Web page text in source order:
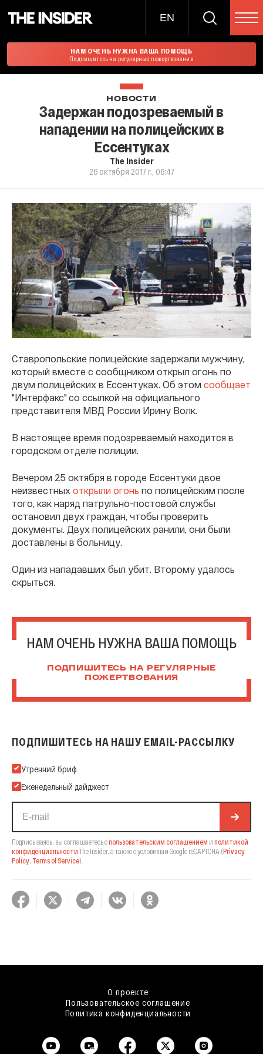
EN
НАМ ОЧЕНЬ НУЖНА ВАША ПОМОЩЬ
Подпишитесь на регулярные пожертвования
НОВОСТИ
Задержан подозреваемый в
нападении на полицейских в
Ессентуках
The Insider
26 октября 2017 г., 06:47
Ставропольские полицейские задержали мужчину,
который вместе с сообщником открыл огонь по
двум полицейских в Ессентуках. Об этом сообщает
"Интерфакс" со ссылкой на официального
представителя МВД России Ирину Волк.
В настоящее время подозреваемый находится в
городском отделе полиции.
Вечером 25 октября в городе Ессентуки двое
неизвестных открыли огонь по полицейским после
того, как наряд патрульно-постовой службы
остановил двух граждан, чтобы проверить
документы. Двух полицейских ранили, они были
доставлены в больницу.
Один из нападавших был убит. Второму удалось
скрыться.
НАМ ОЧЕНЬ НУЖНА ВАША ПОМОЩЬ
ПОДПИШИТЕСЬ НА РЕГУЛЯРНЫЕ
ПОЖЕРТВОВАНИЯ
ПОДПИШИТЕСЬ НА НАШУ EMAIL-РАССЫЛКУ
Подпишитесь на нашу Email-рассылку
Утренний бриф
Еженедельный дайджест
Подписываясь, вы соглашаетесь спользовательским соглашением и политикой
конфиденциальности The Insider, а также с условиями Google reCAPTCHA (Privacy
Policy Terms of Service).
О проекте
Пользовательское соглашение
Политика конфиденциальности